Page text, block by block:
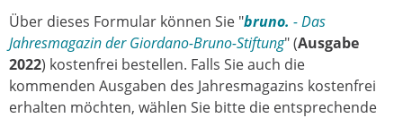
Verbindungen
Datenschutz
Über dieses Formular können Sie "bruno. - Das
Jahresmagazin der Giordano-Bruno-Stiftung" (Ausgabe
2022) kostenfrei bestellen. Falls Sie auch die
kommenden Ausgaben des Jahresmagazins kostenfrei
erhalten möchten, wählen Sie bitte die entsprechende